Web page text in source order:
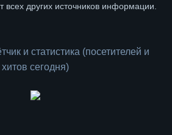
всех других источников информации.